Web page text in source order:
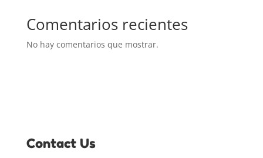
Comentarios recientes
No hay comentarios que mostrar.
Contact Us